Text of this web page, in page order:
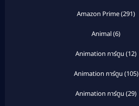
Amazon Prime(291)
Animal(6)
Animation การ์ตูน (12)
Animation การ์ตูน (105)
Animation การ์ตูน (29)